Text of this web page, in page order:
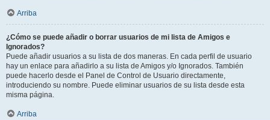
Arriba
¿Cómo se puede añadir o borrar usuarios de mi lista de Amigos e
Ignorados?
Puede añadir usuarios a su lista de dos maneras. En cada perfil de usuario
hay un enlace para añadirlo a su lista de Amigos y/o Ignorados. También
puede hacerlo desde el Panel de Control de Usuario directamente,
introduciendo su nombre. Puede eliminar usuarios de su lista desde esta
misma página.
Arriba